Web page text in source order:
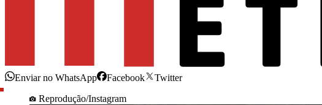
Enviar no WhatsApp Facebook
Twitter
Reprodução/Instagram